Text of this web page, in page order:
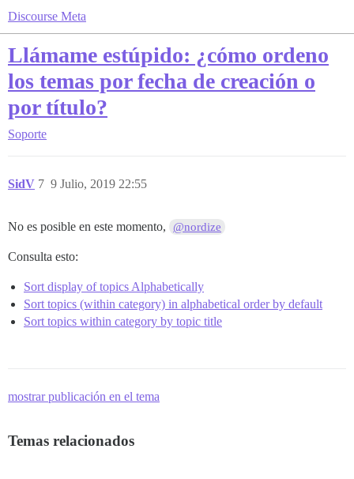
Discourse Meta
Llámame estúpido: ¿cómo ordeno
los temas por fecha de creación o
por título?
Soporte
SidV 9 Julio, 2019 22:55
7
No es posible en este momento, @nordize
Consulta esto:
Sort display of topics Alphabetically
Sort topics (within category) in alphabetical order by default
Sort topics within category by topic title
mostrar publicación en el tema
Temas relacionados